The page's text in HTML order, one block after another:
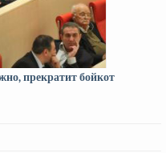
прекратит бойкот